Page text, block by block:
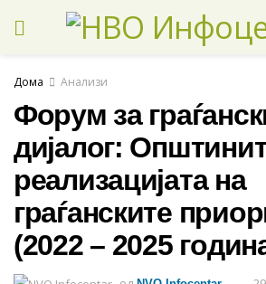
Дома Анализи
Форум за
дијалог:
реализацијата на
граѓанските
(2022 – 2025